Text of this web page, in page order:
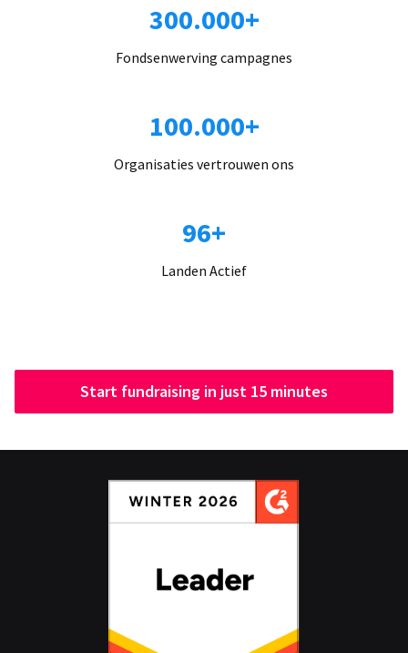
300.000+
Fondsenwerving campagnes
100.000+
Organisaties vertrouwen ons
96+
Landen Actief
Start fundraising in just 15 minutes